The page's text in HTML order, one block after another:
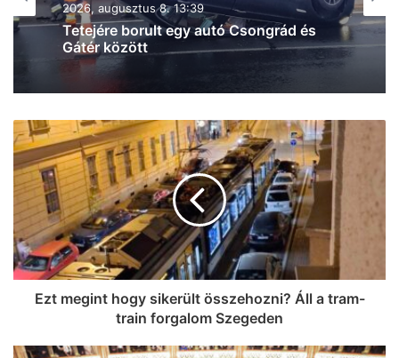
2026, augusztus 8. 11:46
Durva ráfutásos baleset történt az M5-
ös autópályán
Ezt megint hogy sikerült összehozni? Áll a tram-
train forgalom Szegeden